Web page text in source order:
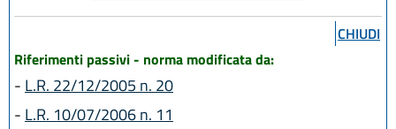
L.R. 29 dicembre 2015 n. 22
L.R. 27 dicembre 2017 n. 25
L.R. 29 luglio 2021 n. 8
L.R. 3 agosto 2022, n. 11
CHIUDI
Riferimenti passivi - norma modificata da:
- L.R. 22/12/2005 n. 20
- L.R. 10/07/2006 n. 11